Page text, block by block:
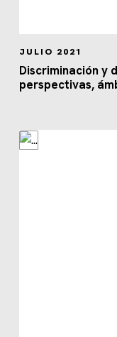
JULIO 2021
Discriminación y
perspectivas,